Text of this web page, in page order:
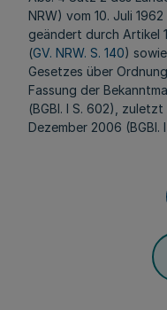
NRW) vom 10. Juli 1962
geändert durch Artikel
(GV. NRW. S. 140)
Gesetzes über
Fassung der
(BGBl. I S. 602),
Dezember 2006 (BGBl.